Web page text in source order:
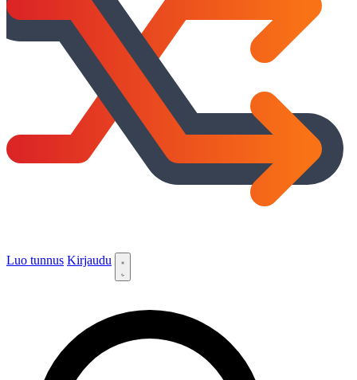
Luo tunnus Kirjaudu